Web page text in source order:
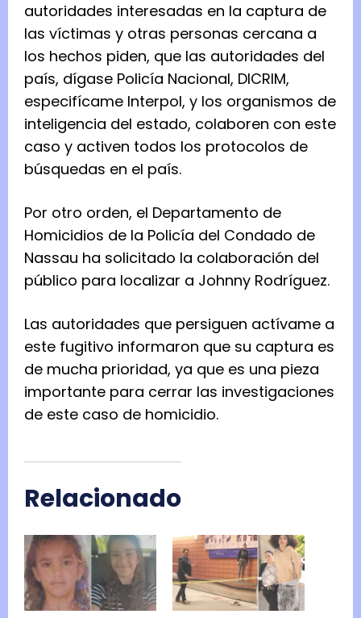
autoridades interesadas en la captura de
las víctimas y otras personas cercana a
los hechos piden, que las autoridades del
país, dígase Policía Nacional, DICRIM,
especifícame Interpol, y los organismos de
inteligencia del estado, colaboren con este
caso y activen todos los protocolos de
búsquedas en el país.
Por otro orden, el Departamento de
Homicidios de la Policía del Condado de
Nassau ha solicitado la colaboración del
público para localizar a Johnny Rodríguez.
Las autoridades que persiguen actívame a
este fugitivo informaron que su captura es
de mucha prioridad, ya que es una pieza
importante para cerrar las investigaciones
de este caso de homicidio.
Relacionado